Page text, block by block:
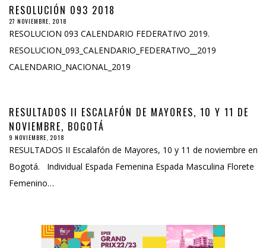
RESOLUCIÓN 093 2018
27 NOVIEMBRE, 2018
RESOLUCION 093 CALENDARIO FEDERATIVO 2019.
RESOLUCION_093_CALENDARIO_FEDERATIVO__2019
CALENDARIO_NACIONAL_2019
RESULTADOS II ESCALAFÓN DE MAYORES, 10 Y 11 DE
NOVIEMBRE, BOGOTÁ
9 NOVIEMBRE, 2018
RESULTADOS II Escalafón de Mayores, 10 y 11 de noviembre en
Bogotá. Individual Espada Femenina Espada Masculina Florete
Femenino…